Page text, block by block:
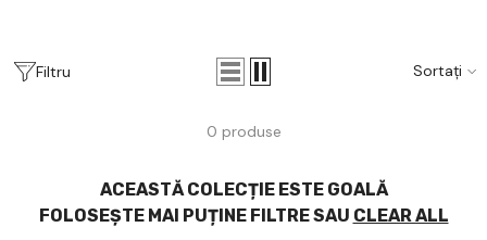
Filtru Sortați
0 produse
ACEASTĂ COLECȚIE ESTE GOALĂ
FOLOSEȘTE MAI PUȚINE FILTRE SAU CLEAR ALL